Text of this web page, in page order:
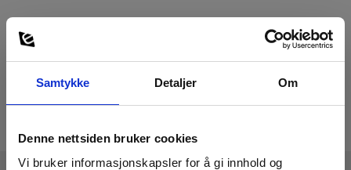
Samtykke Detaljer Om
Denne nettsiden bruker cookies
Vi bruker informasjonskapsler for å gi innhold og